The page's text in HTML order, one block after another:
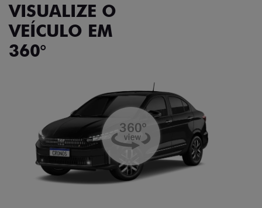
VISUALIZE O
VEÍCULO EM
360°